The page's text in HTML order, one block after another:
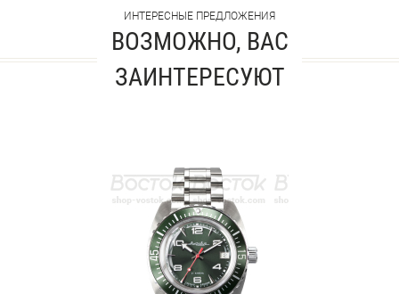
ИНТЕРЕСНЫЕ ПРЕДЛОЖЕНИЯ
ВОЗМОЖНО, ВАС
ЗАИНТЕРЕСУЮТ